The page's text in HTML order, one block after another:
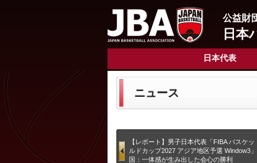
公益財
日本
日本代表
ニュース
【レポート】男子日本代表「FIBA バスケ
ルドカップ2027 アジア地区予選 Window3
国：一体感が生み出した会心の勝利